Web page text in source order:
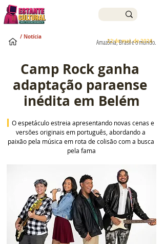
22 de mai. de 2026
Amazônia, Brasil e o mundo.
/ Notícia
Camp Rock ganha
adaptação paraense
inédita em Belém
O espetáculo estreia apresentando novas cenas e
versões originais em português, abordando a
paixão pela música em rota de colisão com a busca
pela fama